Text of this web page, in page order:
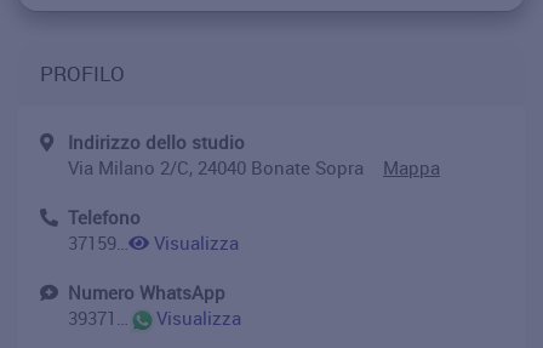
PROFILO
Indirizzo dello studio
Via Milano 2/C, 24040 Bonate Sopra Mappa
Telefono
3715902948
Visualizza
Numero WhatsApp
393715902948
Visualizza